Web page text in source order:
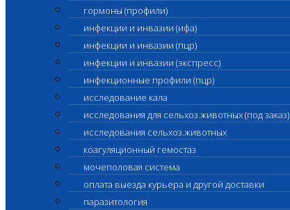
гормоны (профили)
инфекции и инвазии (ифа)
инфекции и инвазии (пцр)
инфекции и инвазии (экспресс)
инфекционные профили (пцр)
исследование кала
исследования для сельхоз.животных (под заказ)
исследования сельхоз.животных
коагуляционный гемостаз
мочеполовая система
оплата выезда курьера и другой доставки
паразитология